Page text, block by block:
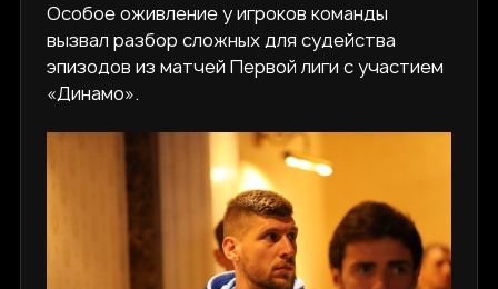
Особое оживление у игроков команды
вызвал разбор сложных для судейства
эпизодов из матчей Первой лиги с участием
«Динамо».